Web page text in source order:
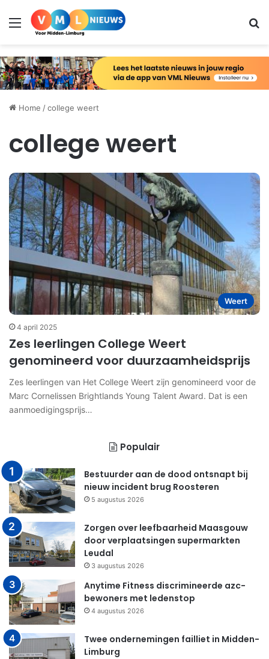
Menu
Home /college weert
college weert
Weert
4 april 2025
Zes leerlingen College Weert
genomineerd voor duurzaamheidsprijs
Zes leerlingen van Het College Weert zijn genomineerd voor de
Marc Cornelissen Brightlands Young Talent Award. Dat is een
aanmoedigingsprijs…
Populair
Bestuurder aan de dood ontsnapt bij
nieuw incident brug Roosteren
5 augustus 2026
Zorgen over leefbaarheid Maasgouw
door verplaatsingen supermarkten
Leudal
3 augustus 2026
Anytime Fitness discrimineerde azc-
bewoners met ledenstop
4 augustus 2026
Twee ondernemingen failliet in Midden-
Limburg